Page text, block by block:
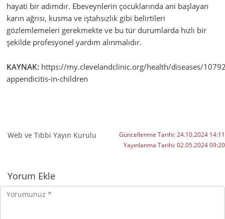
hayati bir adımdır. Ebeveynlerin çocuklarında ani başlayan
karın ağrısı, kusma ve iştahsızlık gibi belirtileri
gözlemlemeleri gerekmekte ve bu tür durumlarda hızlı bir
şekilde profesyonel yardım alınmalıdır.
KAYNAK: https://my.clevelandclinic.org/health/diseases/
appendicitis-in-children
Web ve Tıbbi Yayın Kurulu Güncellenme Tarihi:24.10.2024 14:11
Yayınlanma Tarihi:02.05.2024 09:20
Yorumlar
Yorum Ekle
Yorumunuz